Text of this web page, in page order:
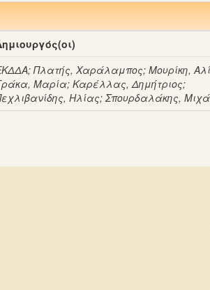
;Πλατής, Χαράλαμπος;Μουρίκη,
Μαρία;Καρέλλας, Δημήτριος;
Ηλίας;Σπουρδαλάκης,